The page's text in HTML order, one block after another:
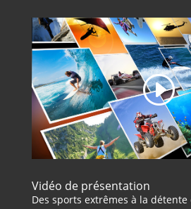
Vidéo de présentation
Des sports extrêmes à la